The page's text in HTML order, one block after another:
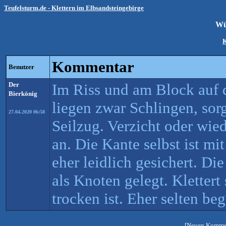
Teufelsturm.de - Klettern im Elbsandsteingebirge
Benutzer Kommentar
Der
Bierkönig
27.04.2020 06:58
Im Riss und am Block auf
liegen zwar Schlingen,
Seilzug. Verzicht oder
an. Die Kante selbst ist
eher leidlich gesichert.
als Knoten gelegt. Klettert
trocken ist. Eher selten